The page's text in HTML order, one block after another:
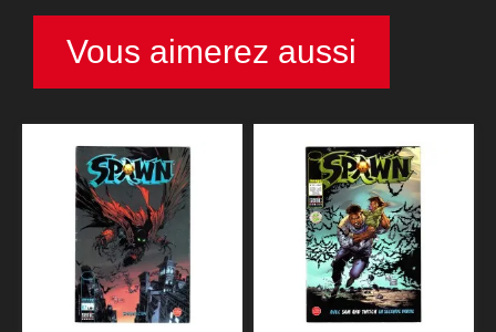
Vous aimerez aussi